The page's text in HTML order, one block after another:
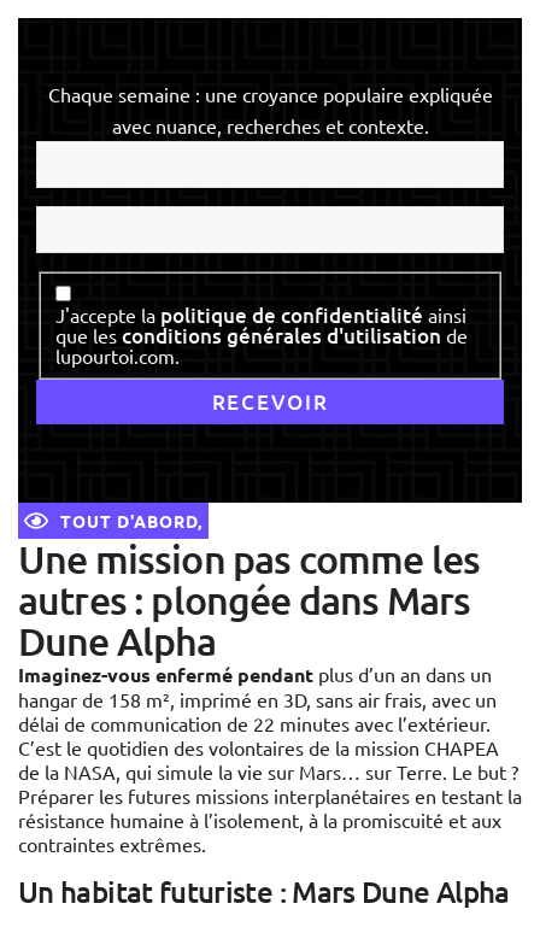
Chaque semaine : une croyance populaire expliquée
avec nuance, recherches et contexte.
Votre
mail
Votre
Consentement
J'accepte la politique de confidentialité ainsi
que les conditions générales d'utilisation de
lupourtoi.com.
TOUT D'ABORD,
Une mission pas comme les
autres : plongée dans Mars
Dune Alpha
Imaginez-vous enfermé pendant plus d’un an dans un
hangar de 158 m², imprimé en 3D, sans air frais, avec un
délai de communication de 22 minutes avec l’extérieur.
C’est le quotidien des volontaires de la mission CHAPEA
de la NASA, qui simule la vie sur Mars… sur Terre. Le but ?
Préparer les futures missions interplanétaires en testant la
résistance humaine à l’isolement, à la promiscuité et aux
contraintes extrêmes.
Un habitat futuriste : Mars Dune Alpha